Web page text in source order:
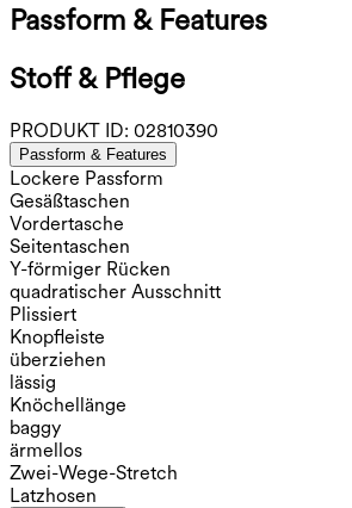
Passform & Features
Stoff & Pflege
PRODUKT ID: 02810390
Passform & Features
Lockere Passform
Gesäßtaschen
Vordertasche
Seitentaschen
Y-förmiger Rücken
quadratischer Ausschnitt
Plissiert
Knopfleiste
überziehen
lässig
Knöchellänge
baggy
ärmellos
Zwei-Wege-Stretch
Latzhosen